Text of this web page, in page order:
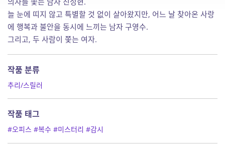
늘 눈에 띠지 않고 특별할 것 없이 살아왔지만, 어느 날 찾아온 사랑
에 행복과 불안을 동시에 느끼는 남자 구영수.
그리고, 두 사람이 쫓는 여자.
작품 분류
추리/스릴러
작품 태그
#오피스 #복수 #미스터리 #감시